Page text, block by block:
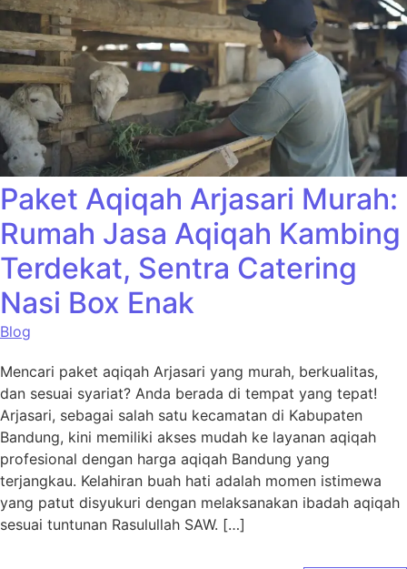
Paket Aqiqah Arjasari Murah:
Rumah Jasa Aqiqah Kambing
Terdekat, Sentra Catering
Nasi Box Enak
Blog
Mencari paket aqiqah Arjasari yang murah, berkualitas,
dan sesuai syariat? Anda berada di tempat yang tepat!
Arjasari, sebagai salah satu kecamatan di Kabupaten
Bandung, kini memiliki akses mudah ke layanan aqiqah
profesional dengan harga aqiqah Bandung yang
terjangkau. Kelahiran buah hati adalah momen istimewa
yang patut disyukuri dengan melaksanakan ibadah aqiqah
sesuai tuntunan Rasulullah SAW. […]